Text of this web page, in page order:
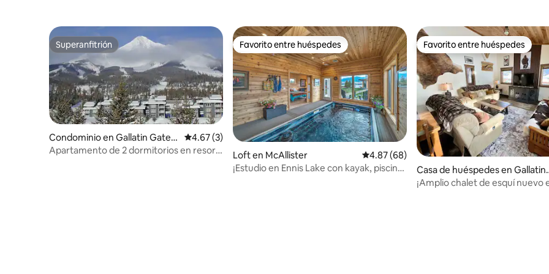
Superanfitrión
Superanfitrión
Condominio en Gallatin Gatew
ay
Calificación promedio: 4.67 de 5; 3 evaluaciones
4.67 (3)
Apartamento de 2 dormitorios en resort
Favorito entre huéspedes
Favorito entre huéspedes
Loft en McAllister Calificación promedio: 4.87 de 5; 68
4.87 (68)
¡Estudio en Ennis Lake con kayak, piscina
Favorito entre huéspedes
Favorito entre huéspedes
Casa de huéspedes en Gallatin
Gateway
¡Amplio chalet de esquí nuevo